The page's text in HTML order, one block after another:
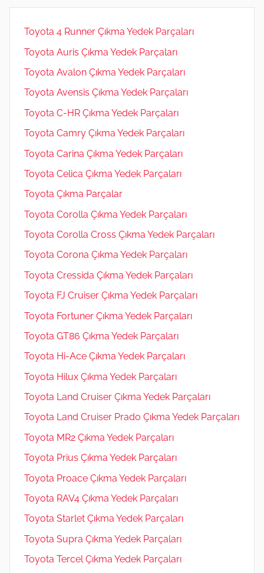
Toyota 4 Runner Çıkma Yedek Parçaları
Toyota Auris Çıkma Yedek Parçaları
Toyota Avalon Çıkma Yedek Parçaları
Toyota Avensis Çıkma Yedek Parçaları
Toyota C-HR Çıkma Yedek Parçaları
Toyota Camry Çıkma Yedek Parçaları
Toyota Carina Çıkma Yedek Parçaları
Toyota Celica Çıkma Yedek Parçaları
Toyota Çıkma Parçalar
Toyota Corolla Çıkma Yedek Parçaları
Toyota Corolla Cross Çıkma Yedek Parçaları
Toyota Corona Çıkma Yedek Parçaları
Toyota Cressida Çıkma Yedek Parçaları
Toyota FJ Cruiser Çıkma Yedek Parçaları
Toyota Fortuner Çıkma Yedek Parçaları
Toyota GT86 Çıkma Yedek Parçaları
Toyota Hi-Ace Çıkma Yedek Parçaları
Toyota Hilux Çıkma Yedek Parçaları
Toyota Land Cruiser Çıkma Yedek Parçaları
Toyota Land Cruiser Prado Çıkma Yedek Parçaları
Toyota MR2 Çıkma Yedek Parçaları
Toyota Prius Çıkma Yedek Parçaları
Toyota Proace Çıkma Yedek Parçaları
Toyota RAV4 Çıkma Yedek Parçaları
Toyota Starlet Çıkma Yedek Parçaları
Toyota Supra Çıkma Yedek Parçaları
Toyota Tercel Çıkma Yedek Parçaları